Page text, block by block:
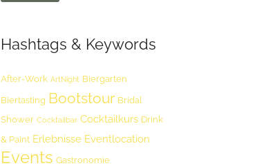
Hashtags & Keywords
After-Work ArtNight Biergarten
Biertasting Bootstour Bridal
Shower Cocktailbar Cocktailkurs Drink
& Paint Erlebnisse Eventlocation
Events Gastronomie